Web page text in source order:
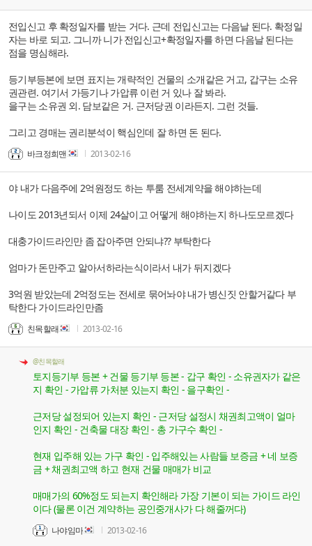
전입신고 후 확정일자를 받는 거다. 근데 전입신고는 다음날 된다. 확정일
자는 바로 되고. 그니까 니가 전입신고+확정일자를 하면 다음날 된다는
점을 명심해라.
등기부등본에 보면 표지는 개략적인 건물의 소개같은 거고, 갑구는 소유
권관련. 여기서 가등기나 가압류 이런 거 있나 잘 봐라.
을구는 소유권 외. 담보같은 거. 근저당권 이라든지. 그런 것들.
그리고 경매는 권리분석이 핵심인데 잘 하면 돈 된다.
바크정희맨 2013-02-16
야 내가 다음주에 2억원정도 하는 투룸 전세계약을 해야하는데
나이도 2013년되서 이제 24살이고 어떻게 해야하는지 하나도모르겠다
대충가이드라인만 좀 잡아주면 안되냐?? 부탁한다
엄마가 돈만주고 알아서하라는식이라서 내가 뒤지겠다
3억원 받았는데 2억정도는 전세로 묶어놔야 내가 병신짓 안할거같다 부
탁한다 가이드라인만좀
친목할래 2013-02-16
@친목할래
토지등기부 등본 + 건물 등기부 등본 - 갑구 확인 - 소유권자가 같은
지 확인 - 가압류 가처분 있는지 확인 - 을구확인 -
근저당 설정되어 있는지 확인 - 근저당 설정시 채권최고액이 얼마
인지 확인 - 건축물 대장 확인 - 총 가구수 확인 -
현재 입주해 있는 가구 확인 - 입주해있는 사람들 보증금 + 네 보증
금 + 채권최고액 하고 현재 건물 매매가 비교
매매가의 60%정도 되는지 확인해라 가장 기본이 되는 가이드 라인
이다 (물론 이건 계약하는 공인중개사가 다 해줄꺼다)
나야임마 2013-02-16